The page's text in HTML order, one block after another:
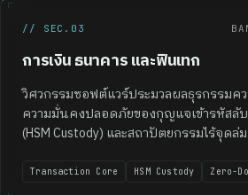
// SEC.03
การเงิน ธนาคาร และฟินเทก
วิศวกรรมซอฟต์แวร์ประมวลผลธุรกรรมคว
ความมั่นคงปลอดภัยของกุญแจเข้ารหัสลับ
(HSM Custody) และสถาปัตยกรรมไร้จุดล่
Transaction Core HSM Custody Zero-